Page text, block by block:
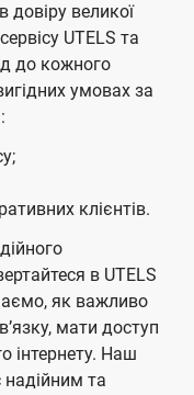
великої
UTELS та
до кожного
умовах за
клієнтів.
в UTELS
як важливо
мати доступ
інтернету. Наш
надійним та